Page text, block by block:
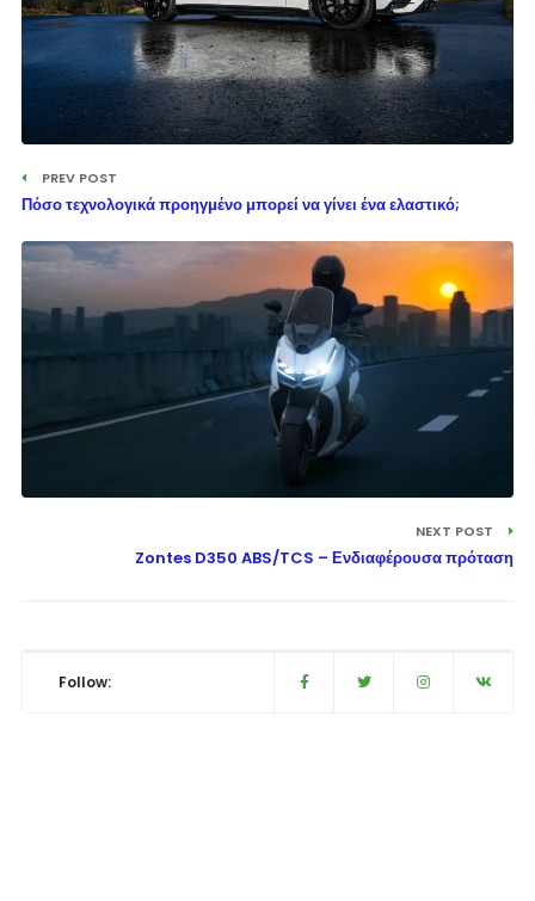
PREV POST
Πόσο τεχνολογικά προηγμένο μπορεί να γίνει ένα ελαστικό;
NEXT POST
Zontes D350 ABS/TCS – Ενδιαφέρουσα πρόταση
Follow: